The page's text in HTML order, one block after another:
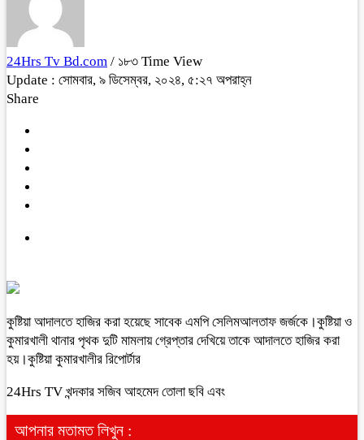
24Hrs Tv Bd.com / ১৮৩ Time View
Update : সোমবার, ৯ ডিসেম্বর, ২০২৪, ৫:২৭ অপরাহ্ন
Share
কুষ্টিয়া আদালতে হাজির করা হয়েছে সাবেক এমপি সেলিমআলতাফ জর্জকে।কুষ্টিয়া ও
কুমারখালী থানার পৃথক দুটি মামলায় গ্রেপ্তার দেখিয়ে তাকে আদালতে হাজির করা
হয়।কুষ্টিয়া কুমারখালীর রিপোর্টার
24Hrs TV খন্দকার সজিব আহমেদ তোলা ছবি এবং
আপনার মতামত লিখুন :